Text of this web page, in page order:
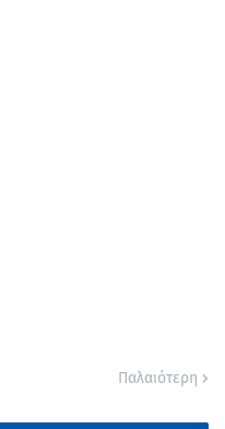
Παλαιότερη